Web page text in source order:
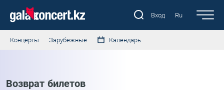
Вход Ru
Концерты Зарубежные Календарь
Возврат билетов